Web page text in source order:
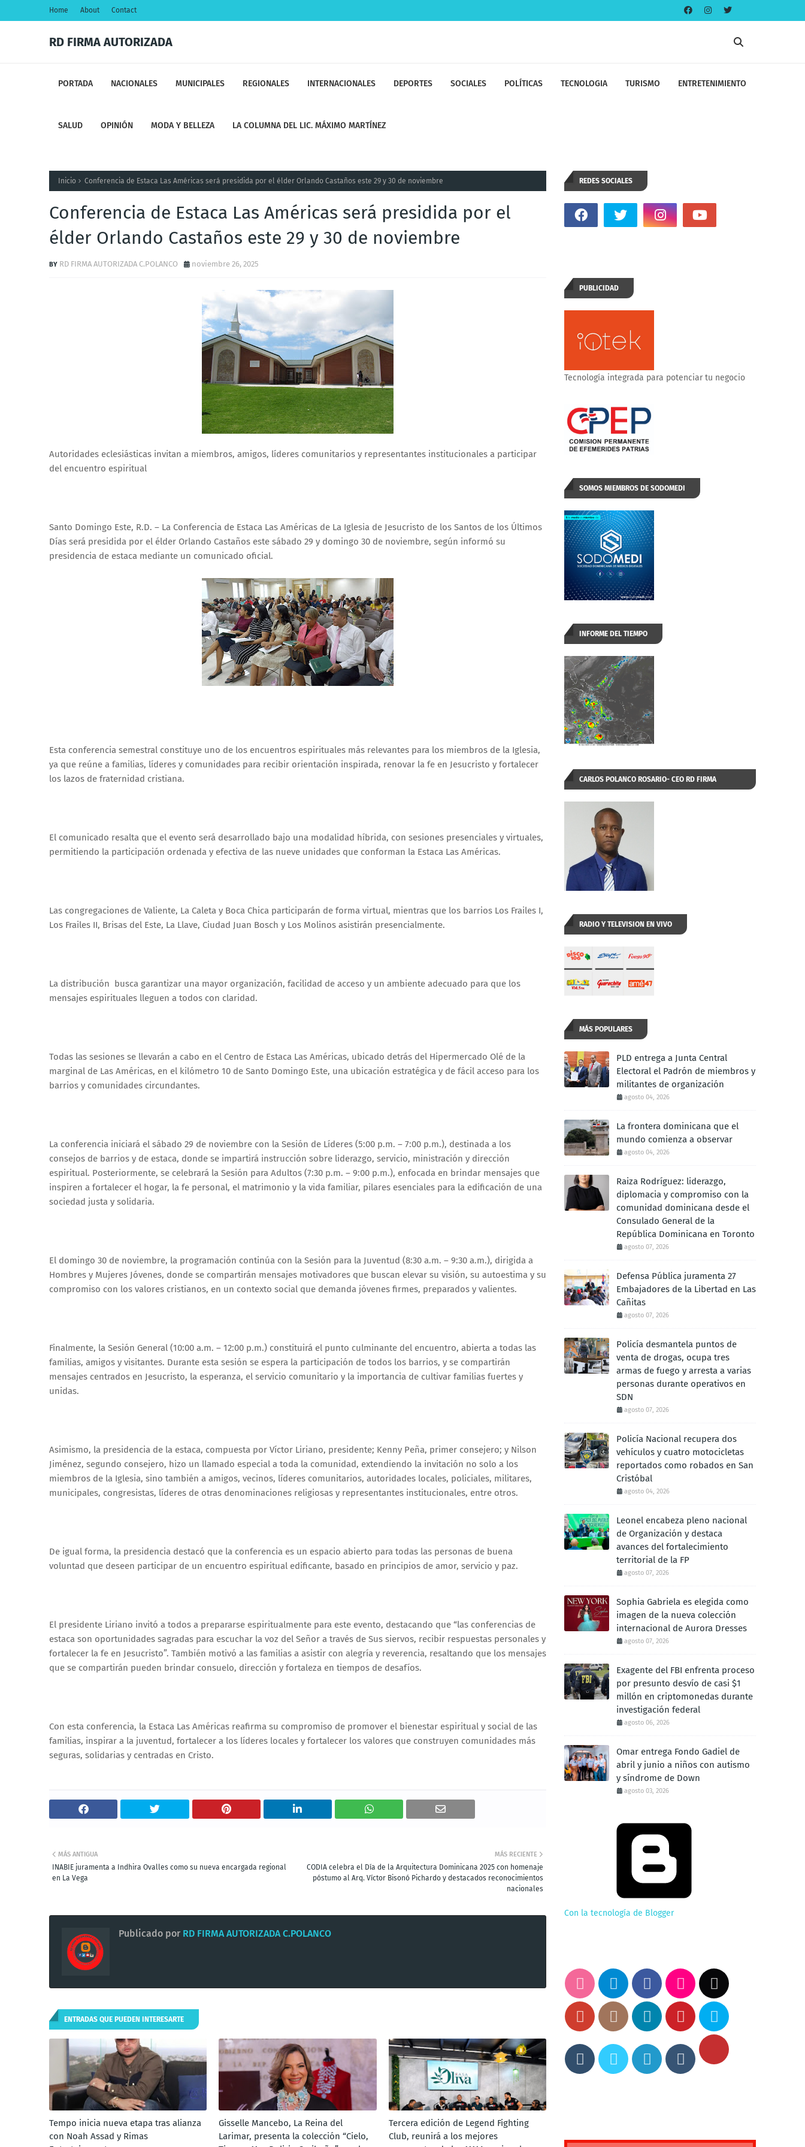
Home About Contact
RD FIRMA AUTORIZADA
PORTADA NACIONALES MUNICIPALES REGIONALES INTERNACIONALES DEPORTES SOCIALES POLÍTICAS TECNOLOGIA TURISMO ENTRETENIMIENTO
SALUD OPINIÓN MODA Y BELLEZA LA COLUMNA DEL LIC. MÁXIMO MARTÍNEZ
Inicio Conferencia de Estaca Las Américas será presidida por el élder Orlando Castaños este 29 y 30 de noviembre
Conferencia de Estaca Las Américas será presidida por el
élder Orlando Castaños este 29 y 30 de noviembre
RD FIRMA AUTORIZADA C.POLANCO noviembre 26, 2025
Autoridades eclesiásticas invitan a miembros, amigos, líderes comunitarios y representantes institucionales a participar
del encuentro espiritual
Santo Domingo Este, R.D. – La Conferencia de Estaca Las Américas de La Iglesia de Jesucristo de los Santos de los Últimos
Días será presidida por el élder Orlando Castaños este sábado 29 y domingo 30 de noviembre, según informó su
presidencia de estaca mediante un comunicado oficial.
Esta conferencia semestral constituye uno de los encuentros espirituales más relevantes para los miembros de la Iglesia,
ya que reúne a familias, líderes y comunidades para recibir orientación inspirada, renovar la fe en Jesucristo y fortalecer
los lazos de fraternidad cristiana.
El comunicado resalta que el evento será desarrollado bajo una modalidad híbrida, con sesiones presenciales y virtuales,
permitiendo la participación ordenada y efectiva de las nueve unidades que conforman la Estaca Las Américas.
Las congregaciones de Valiente, La Caleta y Boca Chica participarán de forma virtual, mientras que los barrios Los Frailes I,
Los Frailes II, Brisas del Este, La Llave, Ciudad Juan Bosch y Los Molinos asistirán presencialmente.
La distribución busca garantizar una mayor organización, facilidad de acceso y un ambiente adecuado para que los
mensajes espirituales lleguen a todos con claridad.
Todas las sesiones se llevarán a cabo en el Centro de Estaca Las Américas, ubicado detrás del Hipermercado Olé de la
marginal de Las Américas, en el kilómetro 10 de Santo Domingo Este, una ubicación estratégica y de fácil acceso para los
barrios y comunidades circundantes.
La conferencia iniciará el sábado 29 de noviembre con la Sesión de Líderes (5:00 p.m. – 7:00 p.m.), destinada a los
consejos de barrios y de estaca, donde se impartirá instrucción sobre liderazgo, servicio, ministración y dirección
espiritual. Posteriormente, se celebrará la Sesión para Adultos (7:30 p.m. – 9:00 p.m.), enfocada en brindar mensajes que
inspiren a fortalecer el hogar, la fe personal, el matrimonio y la vida familiar, pilares esenciales para la edificación de una
sociedad justa y solidaria.
El domingo 30 de noviembre, la programación continúa con la Sesión para la Juventud (8:30 a.m. – 9:30 a.m.), dirigida a
Hombres y Mujeres Jóvenes, donde se compartirán mensajes motivadores que buscan elevar su visión, su autoestima y su
compromiso con los valores cristianos, en un contexto social que demanda jóvenes firmes, preparados y valientes.
Finalmente, la Sesión General (10:00 a.m. – 12:00 p.m.) constituirá el punto culminante del encuentro, abierta a todas las
familias, amigos y visitantes. Durante esta sesión se espera la participación de todos los barrios, y se compartirán
mensajes centrados en Jesucristo, la esperanza, el servicio comunitario y la importancia de cultivar familias fuertes y
unidas.
Asimismo, la presidencia de la estaca, compuesta por Víctor Liriano, presidente; Kenny Peña, primer consejero; y Nilson
Jiménez, segundo consejero, hizo un llamado especial a toda la comunidad, extendiendo la invitación no solo a los
miembros de la Iglesia, sino también a amigos, vecinos, líderes comunitarios, autoridades locales, policiales, militares,
municipales, congresistas, líderes de otras denominaciones religiosas y representantes institucionales, entre otros.
De igual forma, la presidencia destacó que la conferencia es un espacio abierto para todas las personas de buena
voluntad que deseen participar de un encuentro espiritual edificante, basado en principios de amor, servicio y paz.
El presidente Liriano invitó a todos a prepararse espiritualmente para este evento, destacando que “las conferencias de
estaca son oportunidades sagradas para escuchar la voz del Señor a través de Sus siervos, recibir respuestas personales y
fortalecer la fe en Jesucristo”. También motivó a las familias a asistir con alegría y reverencia, resaltando que los mensajes
que se compartirán pueden brindar consuelo, dirección y fortaleza en tiempos de desafíos.
Con esta conferencia, la Estaca Las Américas reafirma su compromiso de promover el bienestar espiritual y social de las
familias, inspirar a la juventud, fortalecer a los líderes locales y fortalecer los valores que construyen comunidades más
seguras, solidarias y centradas en Cristo.
MÁS RECIENTE
CODIA celebra el Día de la Arquitectura Dominicana 2025 con homenaje
póstumo al Arq. Víctor Bisonó Pichardo y destacados reconocimientos
nacionales
MÁS ANTIGUA
INABIE juramenta a Indhira Ovalles como su nueva encargada regional
en La Vega
Publicado por RD FIRMA AUTORIZADA C.POLANCO
ENTRADAS QUE PUEDEN INTERESARTE
Tempo inicia nueva etapa tras alianza
con Noah Assad y Rimas
Gisselle Mancebo, La Reina del
Larimar, presenta la colección “Cielo,
Tercera edición de Legend Fighting
Club, reunirá a los mejores
REDES SOCIALES
PUBLICIDAD
Tecnología integrada para potenciar tu negocio
SOMOS MIEMBROS DE SODOMEDI
INFORME DEL TIEMPO
CARLOS POLANCO ROSARIO- CEO RD FIRMA
AUTORIZADA
RADIO Y TELEVISION EN VIVO
MÁS POPULARES
PLD entrega a Junta Central
Electoral el Padrón de miembros y
militantes de organización
agosto 04, 2026
La frontera dominicana que el
mundo comienza a observar
agosto 04, 2026
Raiza Rodríguez: liderazgo,
diplomacia y compromiso con la
comunidad dominicana desde el
Consulado General de la
República Dominicana en Toronto
agosto 07, 2026
Defensa Pública juramenta 27
Embajadores de la Libertad en Las
Cañitas
agosto 07, 2026
Policía desmantela puntos de
venta de drogas, ocupa tres
armas de fuego y arresta a varias
personas durante operativos en
SDN
agosto 07, 2026
Policía Nacional recupera dos
vehículos y cuatro motocicletas
reportados como robados en San
Cristóbal
agosto 04, 2026
Leonel encabeza pleno nacional
de Organización y destaca
avances del fortalecimiento
territorial de la FP
agosto 07, 2026
Sophia Gabriela es elegida como
imagen de la nueva colección
internacional de Aurora Dresses
agosto 07, 2026
Exagente del FBI enfrenta proceso
por presunto desvío de casi $1
millón en criptomonedas durante
investigación federal
agosto 06, 2026
Omar entrega Fondo Gadiel de
abril y junio a niños con autismo
y síndrome de Down
agosto 03, 2026
Con la tecnología de Blogger